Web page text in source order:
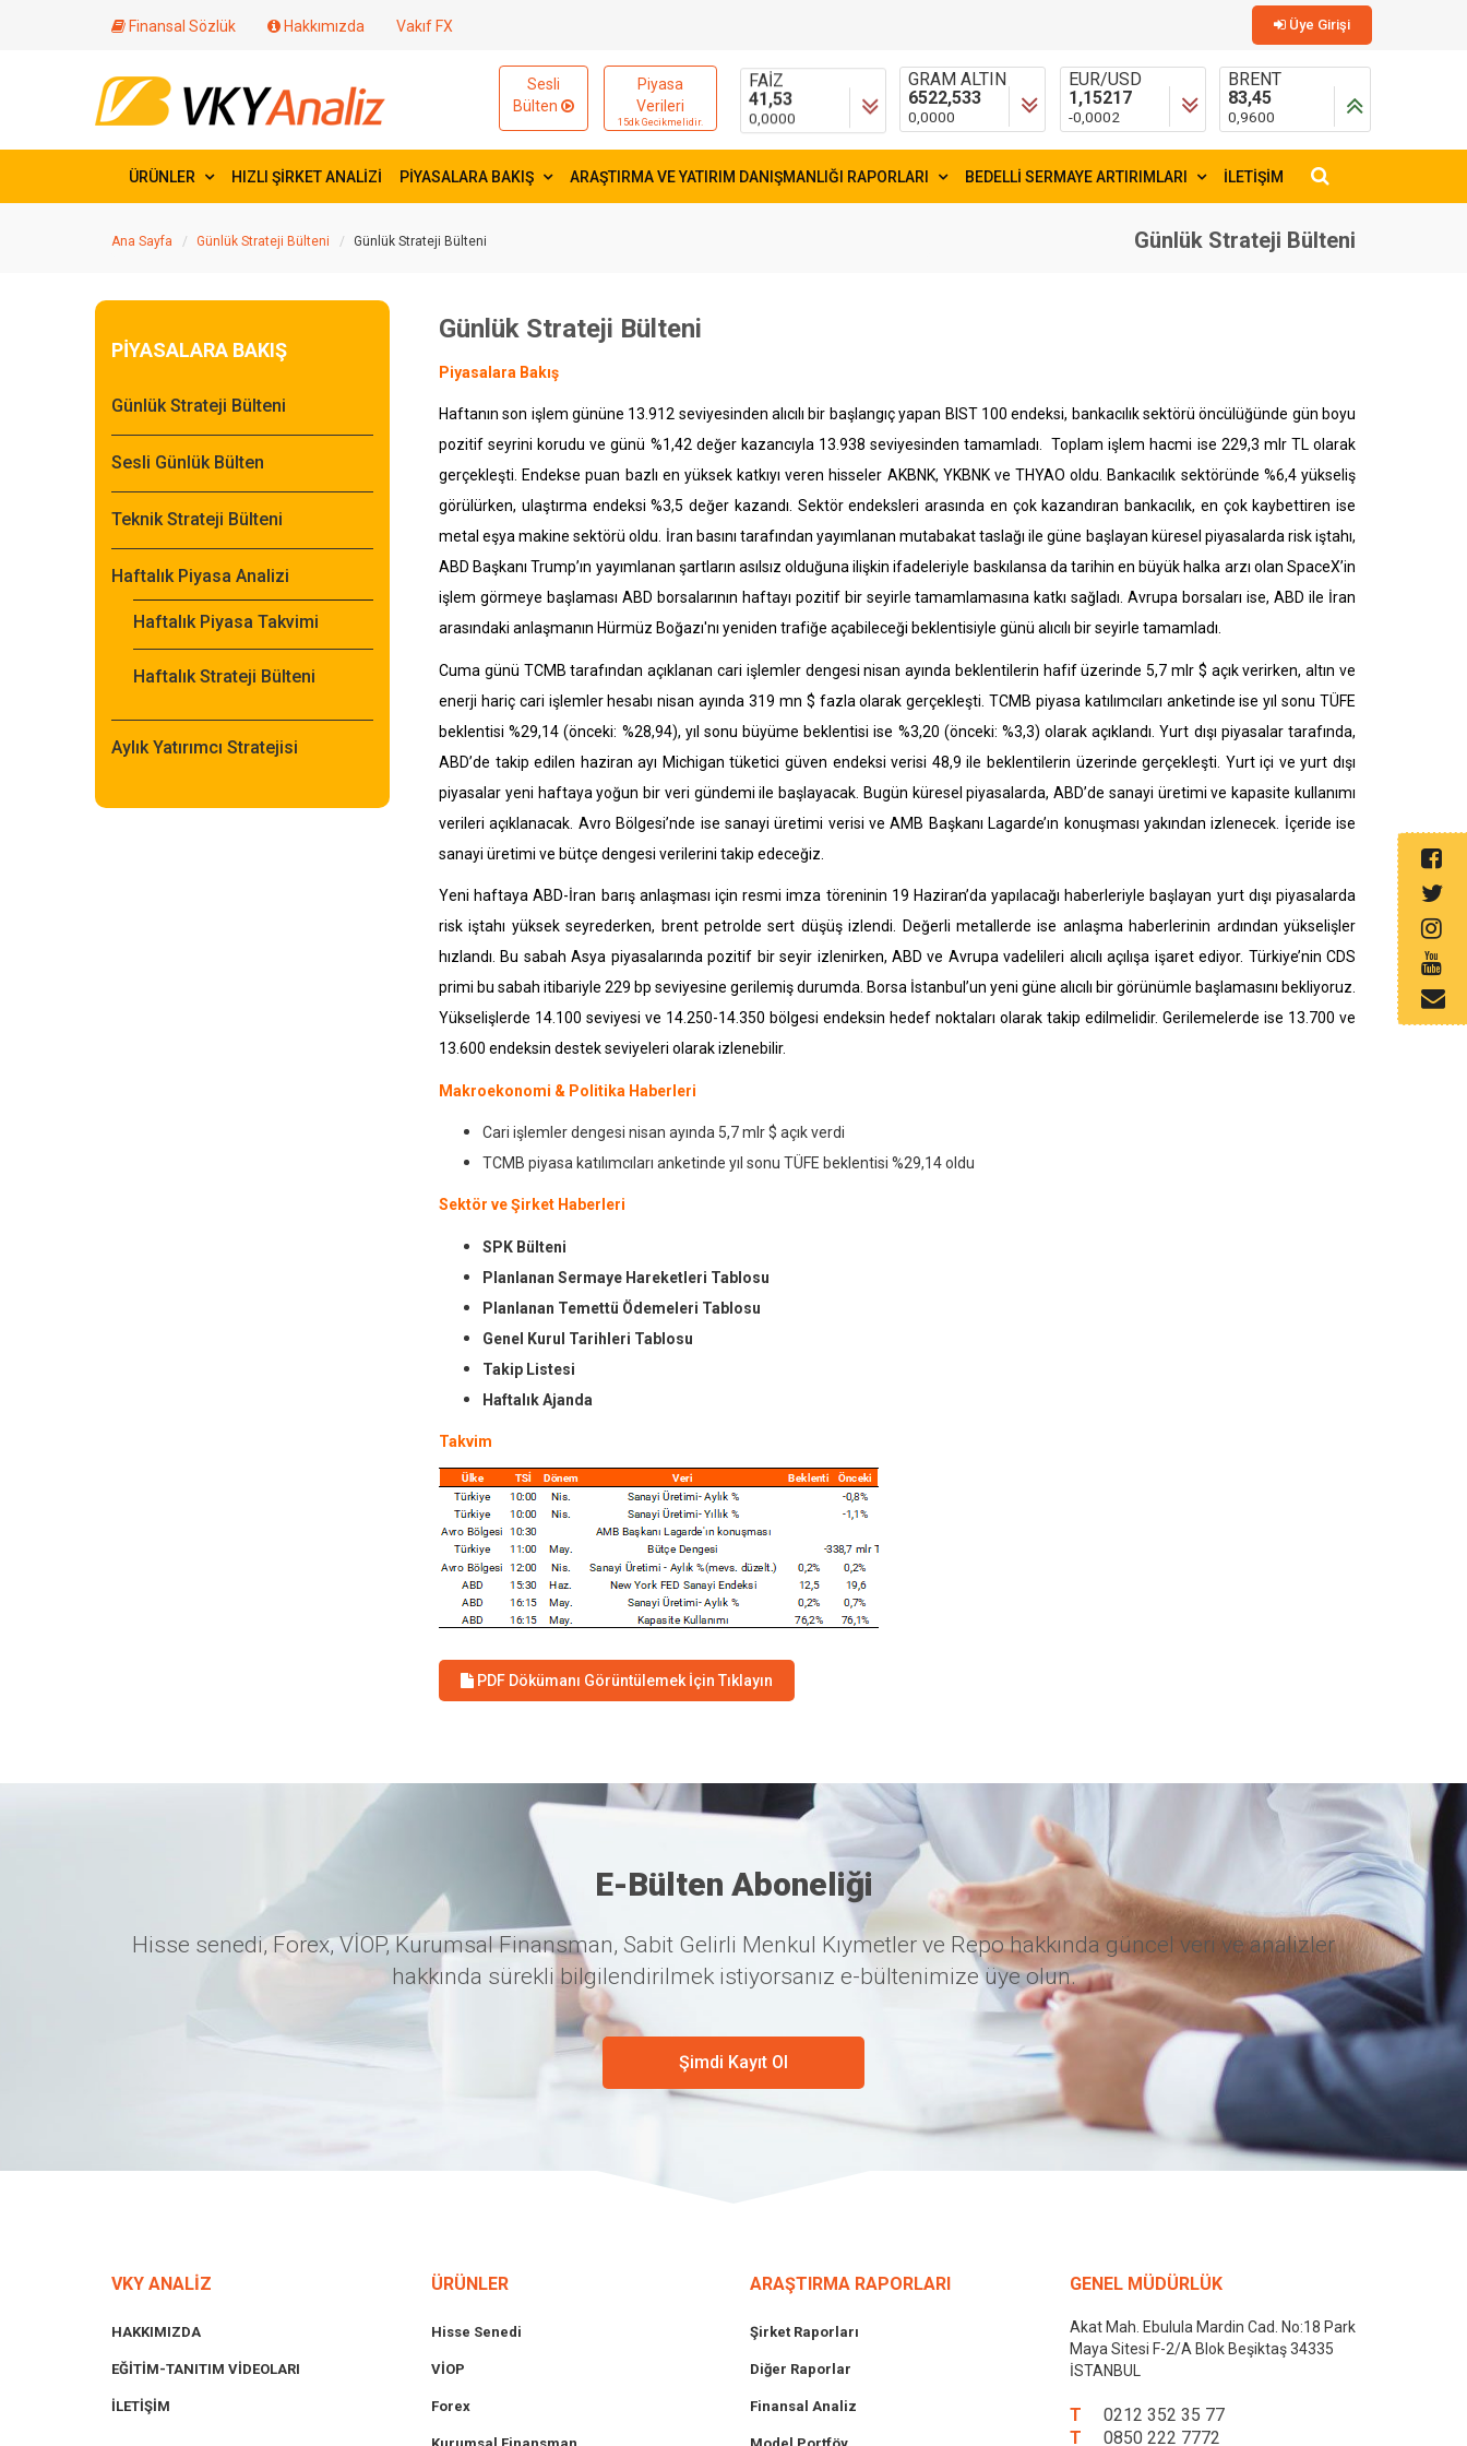
Finansal Sözlük Hakkımızda Vakıf FX Üye Girişi
Sesli
Bülten
Piyasa
Verileri
15dk Gecikmelidir.
FAİZ
41,53
0,0000
GRAM ALTIN
6522,533
0,0000
EUR/USD
1,15217
-0,0002
BRENT
83,45
0,9600
ÜRÜNLER HIZLI ŞİRKET ANALİZİ PİYASALARA BAKIŞ ARAŞTIRMA VE YATIRIM DANIŞMANLIĞI RAPORLARI BEDELLİ SERMAYE ARTIRIMLARI İLETİŞİM
×
Ana Sayfa Günlük Strateji Bülteni Günlük Strateji Bülteni Günlük Strateji Bülteni
PİYASALARA BAKIŞ
Günlük Strateji Bülteni
Sesli Günlük Bülten
Teknik Strateji Bülteni
Haftalık Piyasa Analizi
Haftalık Piyasa Takvimi
Haftalık Strateji Bülteni
Aylık Yatırımcı Stratejisi
Günlük Strateji Bülteni
Piyasalara Bakış
Haftanın son işlem gününe 13.912 seviyesinden alıcılı bir başlangıç yapan BIST 100 endeksi, bankacılık sektörü öncülüğünde gün boyu
pozitif seyrini korudu ve günü %1,42 değer kazancıyla 13.938 seviyesinden tamamladı.
Toplam işlem hacmi ise 229,3 mlr TL olarak
gerçekleşti. Endekse puan bazlı en yüksek katkıyı veren hisseler AKBNK, YKBNK ve THYAO oldu. Bankacılık sektöründe %6,4 yükseliş
görülürken, ulaştırma endeksi %3,5 değer kazandı. Sektör endeksleri arasında en çok kazandıran bankacılık, en çok kaybettiren ise
metal eşya makine sektörü oldu. İran basını tarafından yayımlanan mutabakat taslağı ile güne başlayan küresel piyasalarda risk iştahı,
ABD Başkanı Trump’ın yayımlanan şartların asılsız olduğuna ilişkin ifadeleriyle baskılansa da tarihin en büyük halka arzı olan SpaceX’in
işlem görmeye başlaması ABD borsalarının haftayı pozitif bir seyirle tamamlamasına katkı sağladı. Avrupa borsaları ise, ABD ile İran
arasındaki anlaşmanın Hürmüz Boğazı'nı yeniden trafiğe açabileceği beklentisiyle günü alıcılı bir seyirle tamamladı.
Cuma günü TCMB tarafından açıklanan cari işlemler dengesi nisan ayında beklentilerin hafif üzerinde 5,7 mlr $ açık verirken, altın ve
enerji hariç cari işlemler hesabı nisan ayında 319 mn $ fazla olarak gerçekleşti. TCMB piyasa katılımcıları anketinde ise yıl sonu TÜFE
beklentisi %29,14 (önceki: %28,94), yıl sonu büyüme beklentisi ise %3,20 (önceki: %3,3) olarak açıklandı. Yurt dışı piyasalar tarafında,
ABD’de takip edilen haziran ayı Michigan tüketici güven endeksi verisi 48,9 ile beklentilerin üzerinde gerçekleşti. Yurt içi ve yurt dışı
piyasalar yeni haftaya yoğun bir veri gündemi ile başlayacak. Bugün küresel piyasalarda, ABD’de sanayi üretimi ve kapasite kullanımı
verileri açıklanacak. Avro Bölgesi’nde ise sanayi üretimi verisi ve AMB Başkanı Lagarde’ın konuşması yakından izlenecek. İçeride ise
sanayi üretimi ve bütçe dengesi verilerini takip edeceğiz.
Yeni haftaya ABD-İran barış anlaşması için resmi imza töreninin 19 Haziran’da yapılacağı haberleriyle başlayan yurt dışı piyasalarda
risk iştahı yüksek seyrederken, brent petrolde sert düşüş izlendi. Değerli metallerde ise anlaşma haberlerinin ardından yükselişler
hızlandı. Bu sabah Asya piyasalarında pozitif bir seyir izlenirken, ABD ve Avrupa vadelileri alıcılı açılışa işaret ediyor. Türkiye’nin CDS
primi bu sabah itibariyle 229 bp seviyesine gerilemiş durumda. Borsa İstanbul’un yeni güne alıcılı bir görünümle başlamasını bekliyoruz.
Yükselişlerde 14.100 seviyesi ve 14.250-14.350 bölgesi endeksin hedef noktaları olarak takip edilmelidir. Gerilemelerde ise 13.700 ve
13.600 endeksin destek seviyeleri olarak izlenebilir.
Makroekonomi & Politika Haberleri
Cari işlemler dengesi nisan ayında 5,7 mlr $ açık verdi
TCMB piyasa katılımcıları anketinde yıl sonu TÜFE beklentisi %29,14 oldu
Sektör ve Şirket Haberleri
SPK Bülteni
Planlanan Sermaye Hareketleri Tablosu
Planlanan Temettü Ödemeleri Tablosu
Genel Kurul Tarihleri Tablosu
Takip Listesi
Haftalık Ajanda
Takvim
PDF Dökümanı Görüntülemek İçin Tıklayın
E-Bülten Aboneliği
Hisse senedi, Forex, VİOP, Kurumsal Finansman, Sabit Gelirli Menkul Kıymetler ve Repo hakkında güncel veri ve analizler
hakkında sürekli bilgilendirilmek istiyorsanız e-bültenimize üye olun.
Şimdi Kayıt Ol
VKY ANALİZ
HAKKIMIZDA
EĞİTİM-TANITIM VİDEOLARI
İLETİŞİM
ÜRÜNLER
Hisse Senedi
VİOP
Forex
ARAŞTIRMA RAPORLARI
Şirket Raporları
Diğer Raporlar
Finansal Analiz
GENEL MÜDÜRLÜK
Akat Mah. Ebulula Mardin Cad. No:18 Park
Maya Sitesi F-2/A Blok Beşiktaş 34335
İSTANBUL
T
0212 352 35 77
T
0850 222 7772